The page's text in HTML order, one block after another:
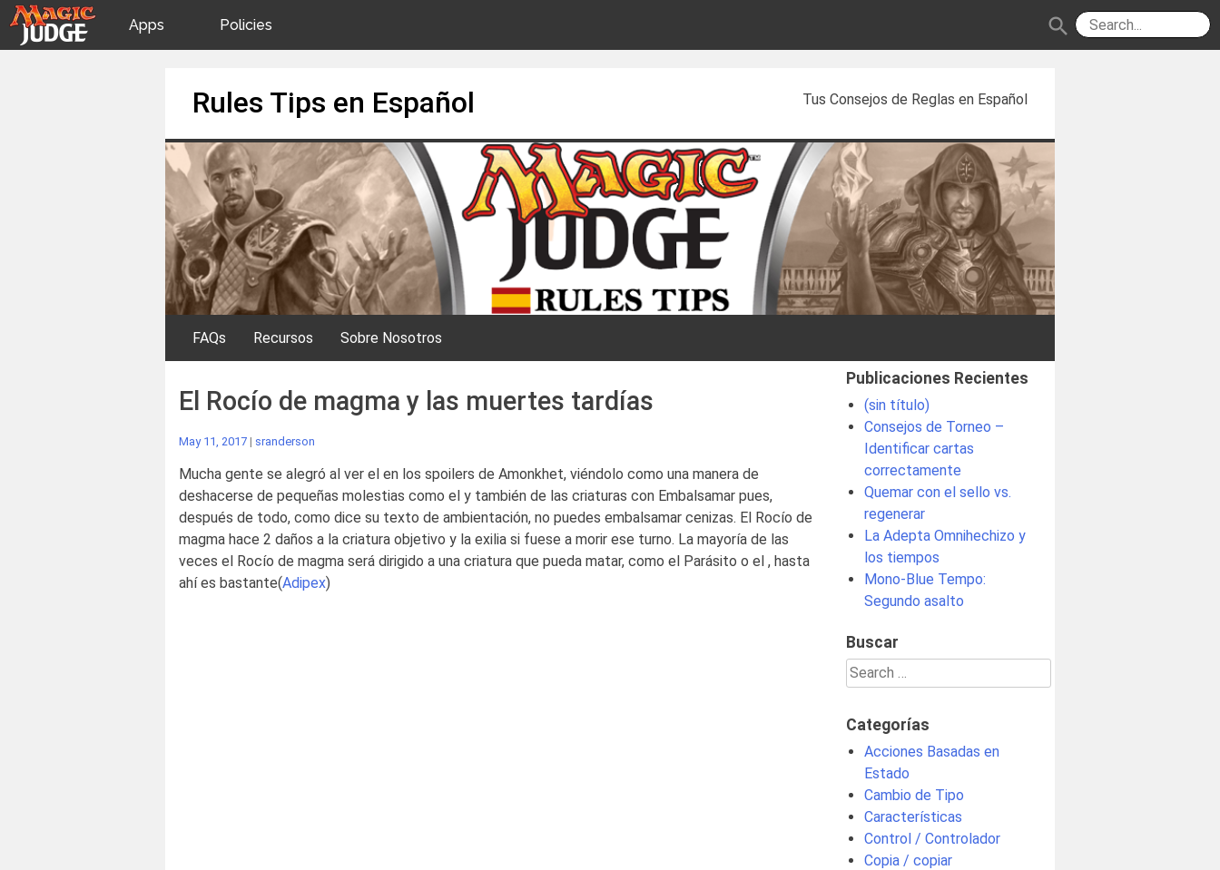
Apps
Judges
Policies search
Rules Tips en Español Tus Consejos de Reglas en Español
FAQs Recursos Sobre Nosotros
El Rocío de magma y las muertes tardías
May 11, 2017 | sranderson
Mucha gente se alegró al ver el en los spoilers de Amonkhet, viéndolo como una manera de
deshacerse de pequeñas molestias como el y también de las criaturas con Embalsamar pues,
después de todo, como dice su texto de ambientación, no puedes embalsamar cenizas. El Rocío de
magma hace 2 daños a la criatura objetivo y la exilia si fuese a morir ese turno. La mayoría de las
veces el Rocío de magma será dirigido a una criatura que pueda matar, como el Parásito o el , hasta
ahí es bastante(Adipex)
Publicaciones Recientes
(sin título)
Consejos de Torneo –
Identificar cartas
correctamente
Quemar con el sello vs.
regenerar
La Adepta Omnihechizo y
los tiempos
Mono-Blue Tempo:
Segundo asalto
Buscar
Search
for:
Categorías
Acciones Basadas en
Estado
Cambio de Tipo
Características
Control / Controlador
Copia / copiar